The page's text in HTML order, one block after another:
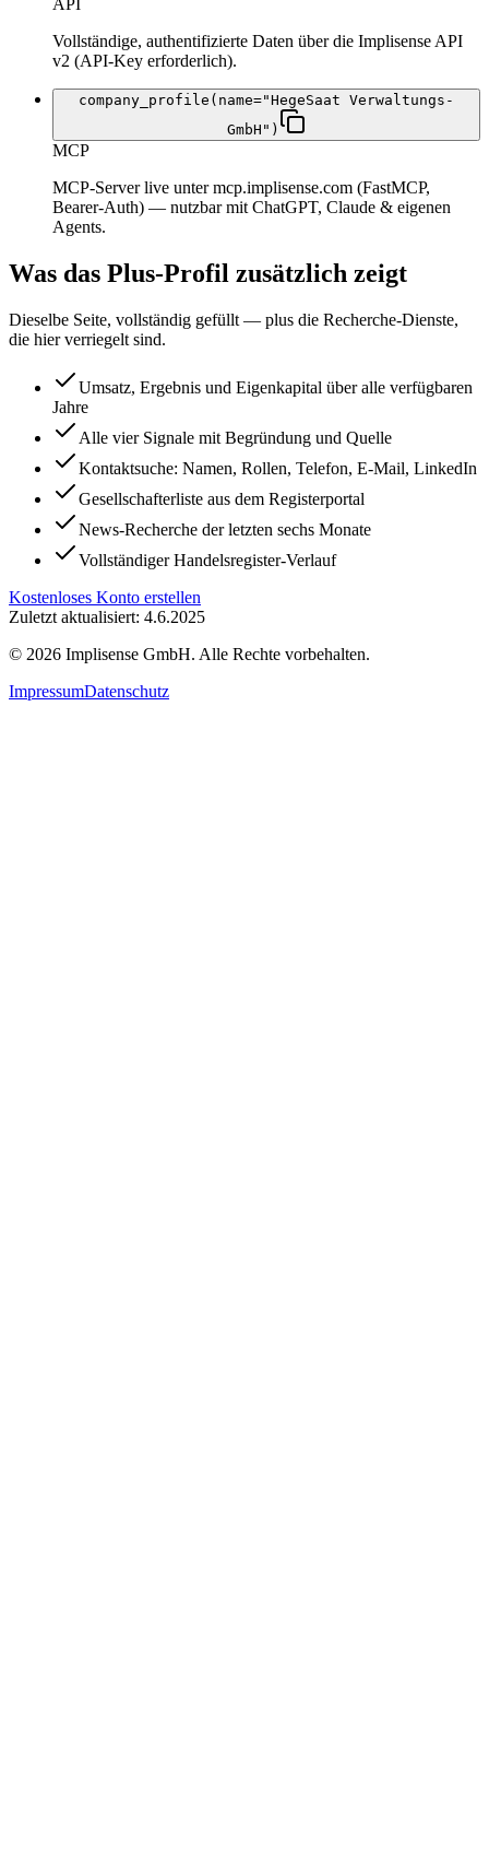
API
Vollständige, authentifizierte Daten über die Implisense API
v2 (API-Key erforderlich).
company_profile(name="HegeSaat Verwaltungs-
GmbH")
MCP
MCP-Server live unter mcp.implisense.com (FastMCP,
Bearer-Auth) — nutzbar mit ChatGPT, Claude & eigenen
Agents.
Was das Plus-Profil zusätzlich zeigt
Dieselbe Seite, vollständig gefüllt — plus die Recherche-Dienste,
die hier verriegelt sind.
Umsatz, Ergebnis und Eigenkapital über alle verfügbaren
Jahre
Alle vier Signale mit Begründung und Quelle
Kontaktsuche: Namen, Rollen, Telefon, E-Mail, LinkedIn
Gesellschafterliste aus dem Registerportal
News-Recherche der letzten sechs Monate
Vollständiger Handelsregister-Verlauf
Kostenloses Konto erstellen
Zuletzt aktualisiert: 4.6.2025
© 2026 Implisense GmbH. Alle Rechte vorbehalten.
ImpressumDatenschutz